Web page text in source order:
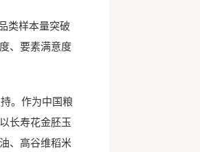
类样本量突破
、要素满意度
。作为中国粮
长寿花金胚玉
、高谷维稻米